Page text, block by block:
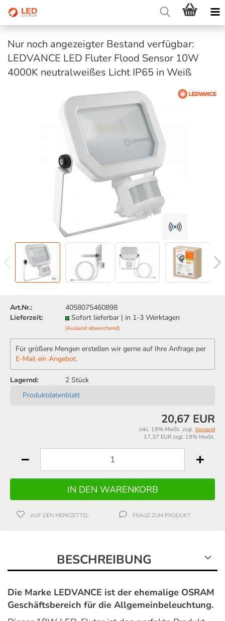
Nur noch angezeigter Bestand verfügbar:
LEDVANCE LED Fluter Flood Sensor 10W
4000K neutralweißes Licht IP65 in Weiß
Art.Nr.:
4058075460898
Lieferzeit:
Sofort lieferbar | in 1-3 Werktagen
(Ausland abweichend)
Für größere Mengen erstellen wir gerne auf Ihre Anfrage per
E-Mail ein Angebot.
Lagernd: 2 Stück
Produktdatenblatt
20,67 EUR
inkl. 19% MwSt. zzgl. Versand
17,37 EUR zzgl. 19% MwSt.
AUF DEN MERKZETTEL FRAGE ZUM PRODUKT
BESCHREIBUNG
Die Marke LEDVANCE ist der ehemalige OSRAM
Geschäftsbereich für die Allgemeinbeleuchtung.